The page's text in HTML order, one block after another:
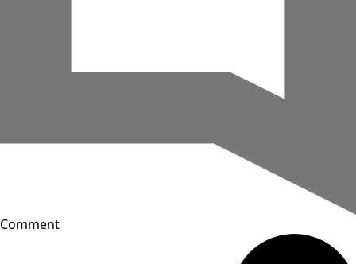
Comment